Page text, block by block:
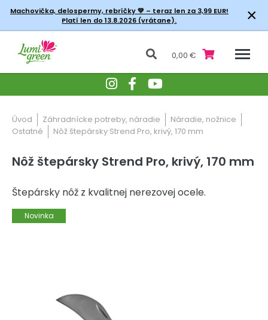
Machovička, delospermy, rebríčky💚 – teraz len za 3,99 EUR!
Platí len do 13.8.2026 (vrátane).
×
0,00 €
Úvod Záhradnícke potreby, náradie
Náradie, nožnice
Ostatné
Nôž štepársky Strend Pro, krivý, 170 mm
Nôž štepársky Strend Pro, krivý, 170 mm
Štepársky nôž z kvalitnej nerezovej ocele.
Novinka